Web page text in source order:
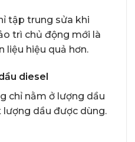
tập trung sửa khi
trì chủ động mới là
liệu hiệu quả hơn.
diesel
chỉ nằm ở lượng dầu
dầu được dùng.